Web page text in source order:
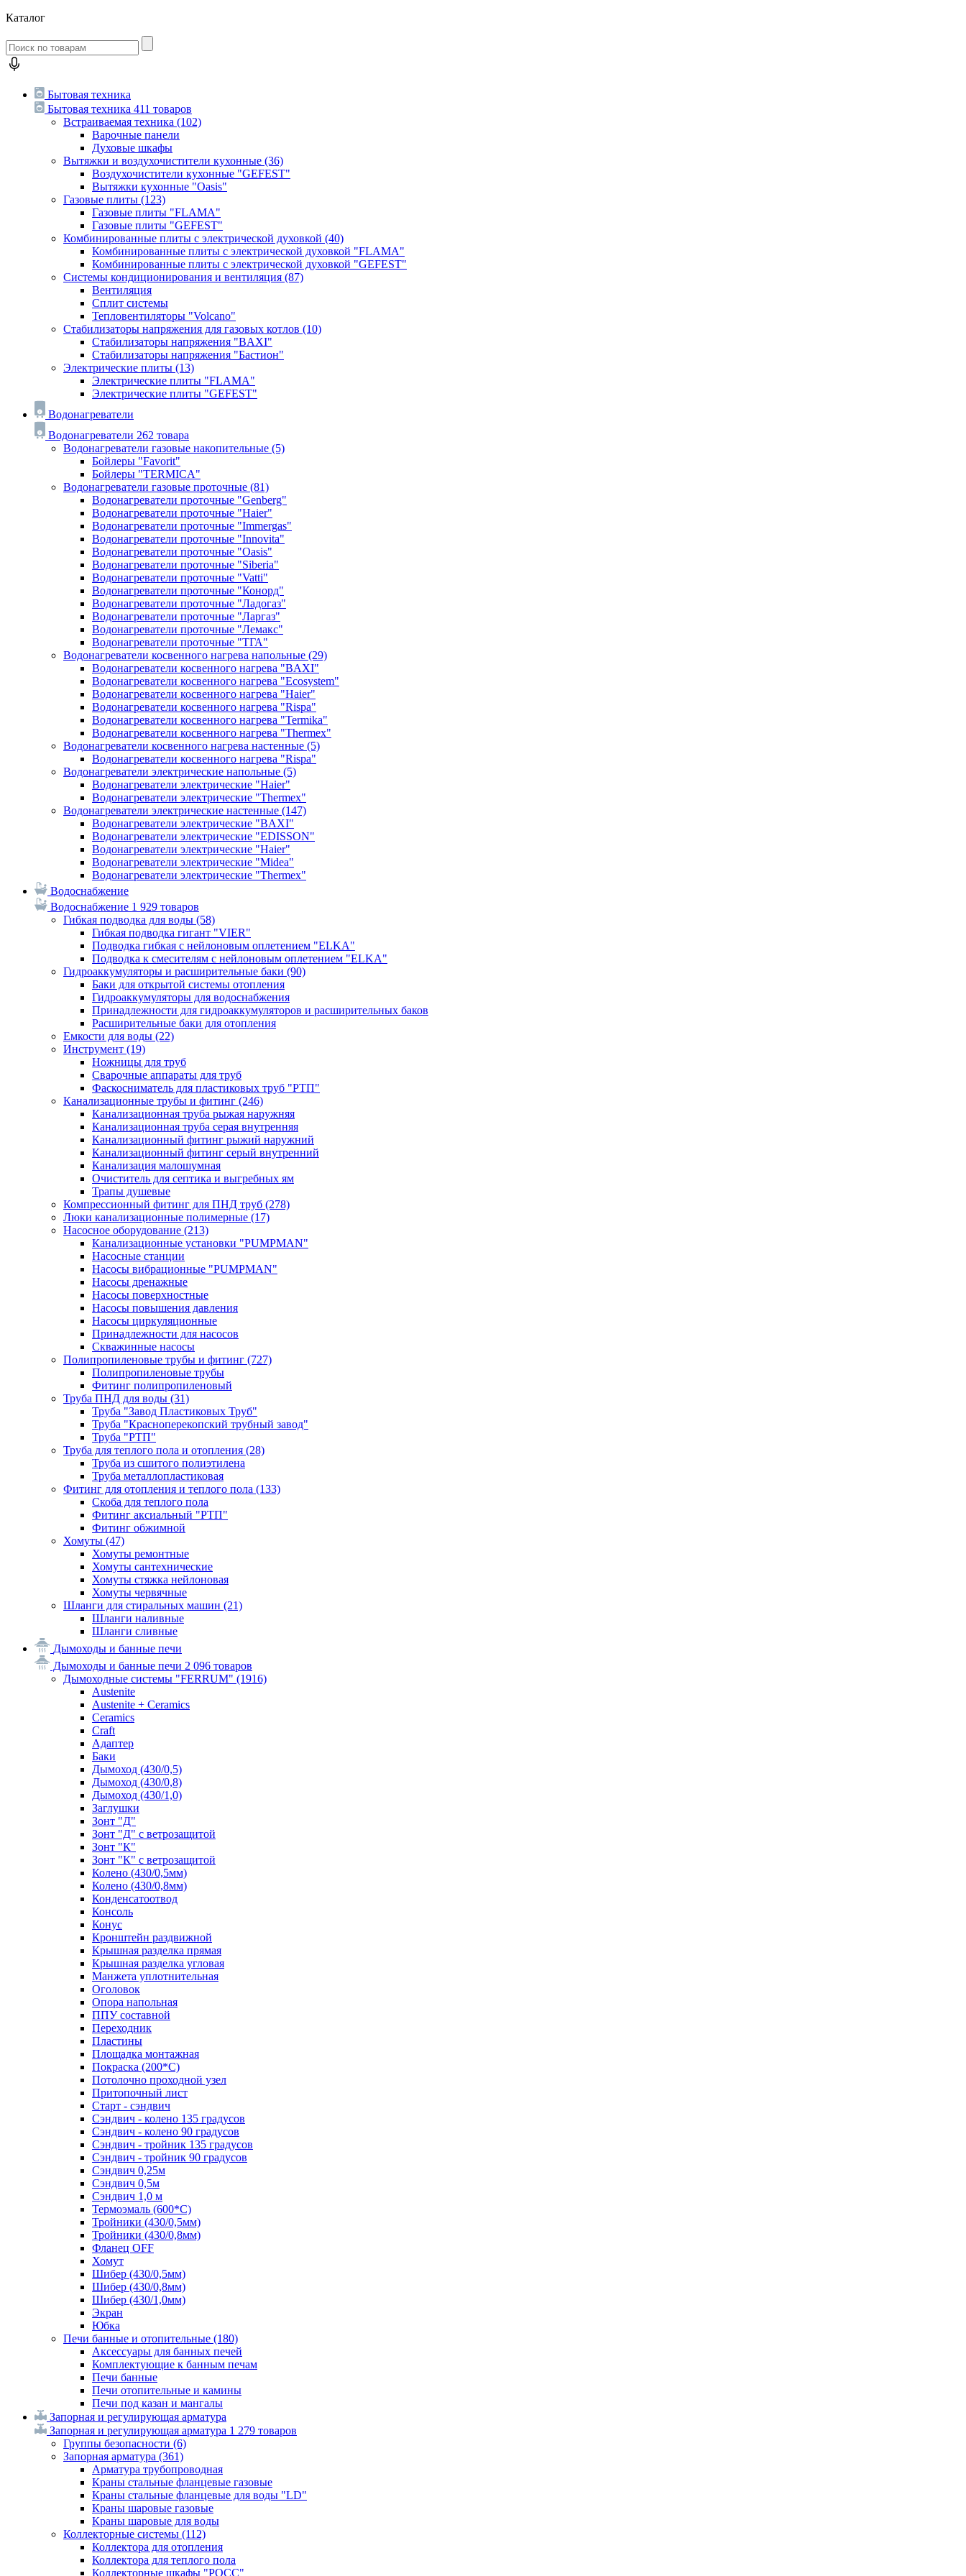
Каталог
Бытовая техника
Бытовая техника 411 товаров
Встраиваемая техника (102)
Варочные панели
Духовые шкафы
Вытяжки и воздухочистители кухонные (36)
Воздухочистители кухонные "GEFEST"
Вытяжки кухонные "Oasis"
Газовые плиты (123)
Газовые плиты "FLAMA"
Газовые плиты "GEFEST"
Комбинированные плиты с электрической духовкой (40)
Комбинированные плиты с электрической духовкой "FLAMA"
Комбинированные плиты с электрической духовкой "GEFEST"
Системы кондиционирования и вентиляция (87)
Вентиляция
Сплит системы
Тепловентиляторы "Volcano"
Стабилизаторы напряжения для газовых котлов (10)
Стабилизаторы напряжения "BAXI"
Стабилизаторы напряжения "Бастион"
Электрические плиты (13)
Электрические плиты "FLAMA"
Электрические плиты "GEFEST"
Водонагреватели
Водонагреватели 262 товара
Водонагреватели газовые накопительные (5)
Бойлеры "Favorit"
Бойлеры "TERMICA"
Водонагреватели газовые проточные (81)
Водонагреватели проточные "Genberg"
Водонагреватели проточные "Haier"
Водонагреватели проточные "Immergas"
Водонагреватели проточные "Innovita"
Водонагреватели проточные "Oasis"
Водонагреватели проточные "Siberia"
Водонагреватели проточные "Vatti"
Водонагреватели проточные "Конорд"
Водонагреватели проточные "Ладогаз"
Водонагреватели проточные "Ларгаз"
Водонагреватели проточные "Лемакс"
Водонагреватели проточные "ТГА"
Водонагреватели косвенного нагрева напольные (29)
Водонагреватели косвенного нагрева "BAXI"
Водонагреватели косвенного нагрева "Ecosystem"
Водонагреватели косвенного нагрева "Haier"
Водонагреватели косвенного нагрева "Rispa"
Водонагреватели косвенного нагрева "Termika"
Водонагреватели косвенного нагрева "Thermex"
Водонагреватели косвенного нагрева настенные (5)
Водонагреватели косвенного нагрева "Rispa"
Водонагреватели электрические напольные (5)
Водонагреватели электрические "Haier"
Водонагреватели электрические "Thermex"
Водонагреватели электрические настенные (147)
Водонагреватели электрические "BAXI"
Водонагреватели электрические "EDISSON"
Водонагреватели электрические "Haier"
Водонагреватели электрические "Midea"
Водонагреватели электрические "Thermex"
Водоснабжение
Водоснабжение 1 929 товаров
Гибкая подводка для воды (58)
Гибкая подводка гигант "VIER"
Подводка гибкая с нейлоновым оплетением "ELKA"
Подводка к смесителям с нейлоновым оплетением "ELKA"
Гидроаккумуляторы и расширительные баки (90)
Баки для открытой системы отопления
Гидроаккумуляторы для водоснабжения
Принадлежности для гидроаккумуляторов и расширительных баков
Расширительные баки для отопления
Емкости для воды (22)
Инструмент (19)
Ножницы для труб
Сварочные аппараты для труб
Фаскосниматель для пластиковых труб "РТП"
Канализационные трубы и фитинг (246)
Канализационная труба рыжая наружняя
Канализационная труба серая внутренняя
Канализационный фитинг рыжий наружний
Канализационный фитинг серый внутренний
Канализация малошумная
Очиститель для септика и выгребных ям
Трапы душевые
Компрессионный фитинг для ПНД труб (278)
Люки канализационные полимерные (17)
Насосное оборудование (213)
Канализационные установки "PUMPMAN"
Насосные станции
Насосы вибрационные "PUMPMAN"
Насосы дренажные
Насосы поверхностные
Насосы повышения давления
Насосы циркуляционные
Принадлежности для насосов
Скважинные насосы
Полипропиленовые трубы и фитинг (727)
Полипропиленовые трубы
Фитинг полипропиленовый
Труба ПНД для воды (31)
Труба "Завод Пластиковых Труб"
Труба "Красноперекопский трубный завод"
Труба "РТП"
Труба для теплого пола и отопления (28)
Труба из сшитого полиэтилена
Труба металлопластиковая
Фитинг для отопления и теплого пола (133)
Скоба для теплого пола
Фитинг аксиальный "РТП"
Фитинг обжимной
Хомуты (47)
Хомуты ремонтные
Хомуты сантехнические
Хомуты стяжка нейлоновая
Хомуты червячные
Шланги для стиральных машин (21)
Шланги наливные
Шланги сливные
Дымоходы и банные печи
Дымоходы и банные печи 2 096 товаров
Дымоходные системы "FERRUM" (1916)
Austenite
Austenite + Ceramics
Ceramics
Craft
Адаптер
Баки
Дымоход (430/0,5)
Дымоход (430/0,8)
Дымоход (430/1,0)
Заглушки
Зонт "Д"
Зонт "Д" с ветрозащитой
Зонт "К"
Зонт "К" с ветрозащитой
Колено (430/0,5мм)
Колено (430/0,8мм)
Конденсатоотвод
Консоль
Конус
Кронштейн раздвижной
Крышная разделка прямая
Крышная разделка угловая
Манжета уплотнительная
Оголовок
Опора напольная
ППУ составной
Переходник
Пластины
Площадка монтажная
Покраска (200*С)
Потолочно проходной узел
Притопочный лист
Старт - сэндвич
Сэндвич - колено 135 градусов
Сэндвич - колено 90 градусов
Сэндвич - тройник 135 градусов
Сэндвич - тройник 90 градусов
Сэндвич 0,25м
Сэндвич 0,5м
Сэндвич 1,0 м
Термоэмаль (600*С)
Тройники (430/0,5мм)
Тройники (430/0,8мм)
Фланец OFF
Хомут
Шибер (430/0,5мм)
Шибер (430/0,8мм)
Шибер (430/1,0мм)
Экран
Юбка
Печи банные и отопительные (180)
Аксессуары для банных печей
Комплектующие к банным печам
Печи банные
Печи отопительные и камины
Печи под казан и мангалы
Запорная и регулирующая арматура
Запорная и регулирующая арматура 1 279 товаров
Группы безопасности (6)
Запорная арматура (361)
Арматура трубопроводная
Краны стальные фланцевые газовые
Краны стальные фланцевые для воды "LD"
Краны шаровые газовые
Краны шаровые для воды
Коллекторные системы (112)
Коллектора для отопления
Коллектора для теплого пола
Коллекторные шкафы "РОСС"